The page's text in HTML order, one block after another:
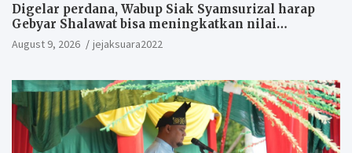
Digelar perdana, Wabup Siak Syamsurizal harap
Gebyar Shalawat bisa meningkatkan nilai
keagamaan ditengah-tengah masyarakat.
August 9, 2026 jejaksuara2022